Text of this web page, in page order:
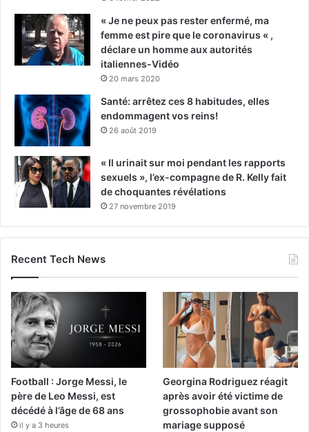
« Je ne peux pas rester enfermé, ma
femme est pire que le coronavirus « ,
déclare un homme aux autorités
italiennes-Vidéo
20 mars 2020
Santé: arrêtez ces 8 habitudes, elles
endommagent vos reins!
26 août 2019
« Il urinait sur moi pendant les rapports
sexuels », l’ex-compagne de R. Kelly fait
de choquantes révélations
27 novembre 2019
Recent Tech News
Football : Jorge Messi, le
père de Leo Messi, est
décédé à l’âge de 68 ans
il y a 3 heures
Georgina Rodriguez réagit
après avoir été victime de
grossophobie avant son
mariage supposé